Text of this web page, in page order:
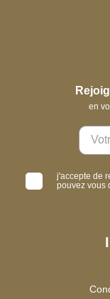
en
j'accepte de
pouvez vous